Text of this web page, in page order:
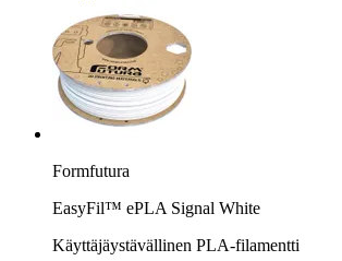
Formfutura
EasyFil™ ePLA Signal White
Käyttäjäystävällinen PLA-filamentti